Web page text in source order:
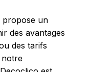
propose un
des avantages
des tarifs
notre